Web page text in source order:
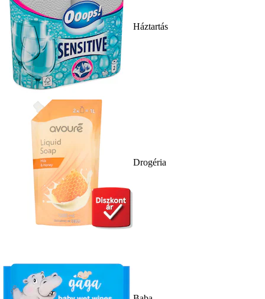
Háztartás
Drogéria